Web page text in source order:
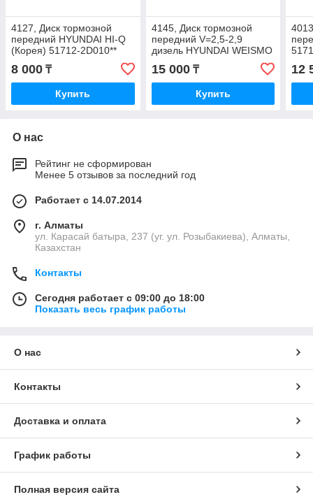
4127, Диск тормозной
передний HYUNDAI HI-Q
(Корея) 51712-2D010**
8 000 ₸
Купить
4145, Диск тормозной
передний V=2,5-2,9
дизель HYUNDAI WEISMO
51712-H1000
15 000₸
Купить
12
О нас
Рейтинг не сформирован
Менее 5 отзывов за последний год
Работает с 14.07.2014
г. Алматы
ул. Карасай батыра, 237 (уг. ул. Розыбакиева), Алматы,
Казахстан
Контакты
Сегодня работает с 09:00 до 18:00
Показать весь график работы
О нас
Контакты
Доставка и оплата
График работы
Полная версия сайта